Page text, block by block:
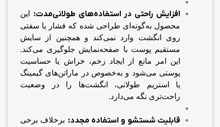
افزایش راحتی در استفاده‌های طولانی‌مدت: این
محصول به‌گونه‌ای طراحی شده که فشار یا سفتی
روی انگشت وارد نمی‌کند و همچنین از سایش
مستقیم پوست با صفحه‌نمایش جلوگیری می‌کند.
این امر مانع از ایجاد زخم، خراش یا حساسیت
پوستی می‌شود و به‌خصوص در ماراتن‌های گیمینگ
یا استریم طولانی، انگشت‌ها را در وضعیت
راحت‌تری نگه می‌دارد.
قابلیت شستشو و استفاده مجدد: برخلاف برخی